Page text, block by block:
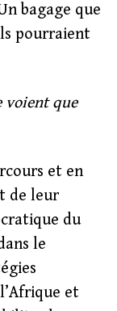
bagage que
pourraient
voient que
et en
de leur
du
le
et